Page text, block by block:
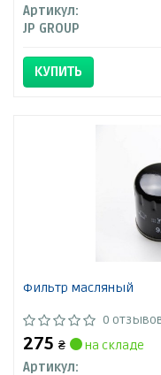
Артикул:
JP GROUP
КУПИТЬ
Фильтр масляный
0
275 ₴
на складе
Артикул: